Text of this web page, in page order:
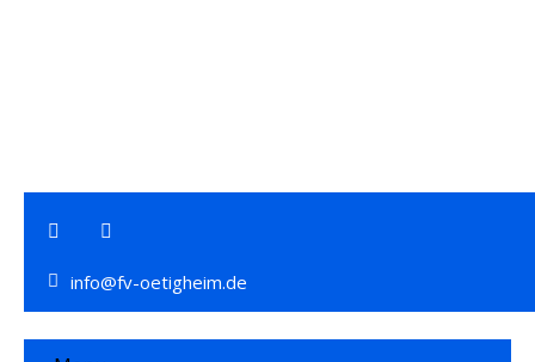
info@fv-oetigheim.de